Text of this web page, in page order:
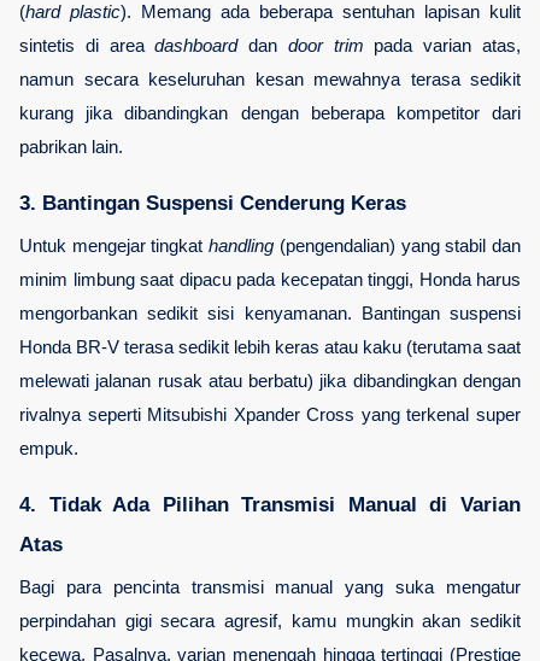
(hard plastic). Memang ada beberapa sentuhan lapisan kulit
sintetis di area dashboard dan door trim pada varian atas,
namun secara keseluruhan kesan mewahnya terasa sedikit
kurang jika dibandingkan dengan beberapa kompetitor dari
pabrikan lain.
3. Bantingan Suspensi Cenderung Keras
Untuk mengejar tingkat handling (pengendalian) yang stabil dan
minim limbung saat dipacu pada kecepatan tinggi, Honda harus
mengorbankan sedikit sisi kenyamanan. Bantingan suspensi
Honda BR-V terasa sedikit lebih keras atau kaku (terutama saat
melewati jalanan rusak atau berbatu) jika dibandingkan dengan
rivalnya seperti Mitsubishi Xpander Cross yang terkenal super
empuk.
4. Tidak Ada Pilihan Transmisi Manual di Varian
Atas
Bagi para pencinta transmisi manual yang suka mengatur
perpindahan gigi secara agresif, kamu mungkin akan sedikit
kecewa. Pasalnya, varian menengah hingga tertinggi (Prestige